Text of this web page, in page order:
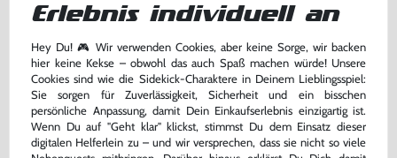
Minecraft
DE Version, mit OVP, gebraucht
nur22,99 €
Warenkorb
Call of Duty: Black Ops
-11% bisher 8,99 €
jetzt nur 7,99 €
Warenkorb
Erlebnis individuell an
Hey Du! 🎮 Wir verwenden Cookies, aber keine Sorge, wir backen
hier keine Kekse – obwohl das auch Spaß machen würde! Unsere
Cookies sind wie die Sidekick-Charaktere in Deinem Lieblingsspiel:
Sie sorgen für Zuverlässigkeit, Sicherheit und ein bisschen
persönliche Anpassung, damit Dein Einkaufserlebnis einzigartig ist.
Wenn Du auf "Geht klar" klickst, stimmst Du dem Einsatz dieser
digitalen Helferlein zu – und wir versprechen, dass sie nicht so viele